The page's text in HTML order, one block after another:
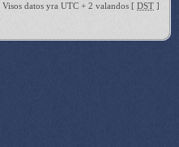
Visos datos yra UTC + 2 valandos [ DST ]